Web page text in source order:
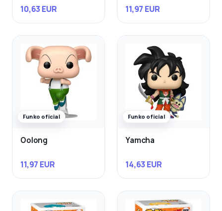
10,63 EUR 11,97 EUR
Funko oficial
Oolong
11,97 EUR
Funko oficial
Yamcha
14,63 EUR